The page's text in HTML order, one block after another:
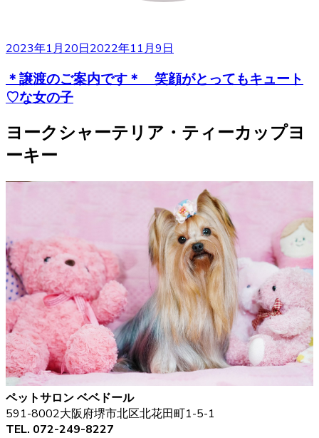
2023年1月20日2022年11月9日
＊譲渡のご案内です＊ 笑顔がとってもキュート
♡な女の子
ヨークシャーテリア・ティーカップヨ
ーキー
ペットサロン ベベドール
591-8002大阪府堺市北区北花田町1-5-1
TEL. 072-249-8227